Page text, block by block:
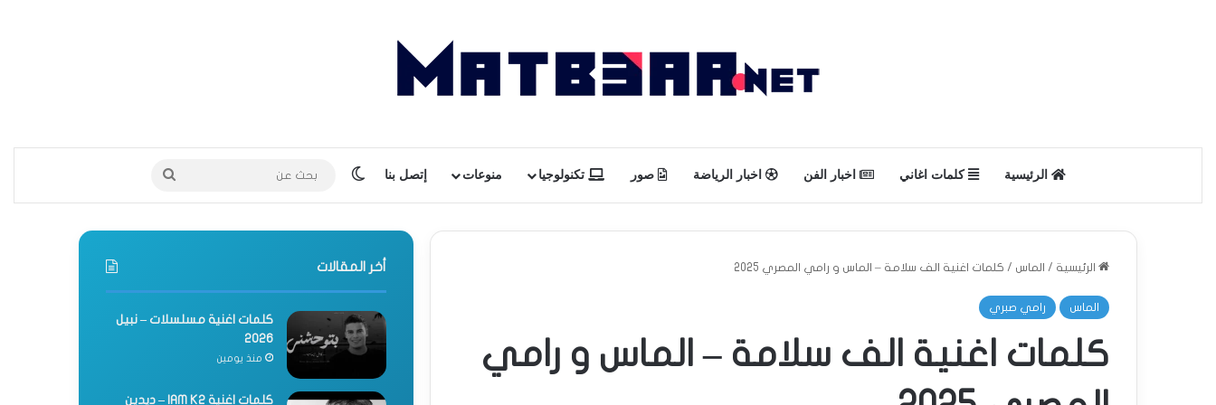
الرئيسية كلمات اغاني اخبار الفن اخبار الرياضة صور تكنولوجيا منوعات إتصل بنا الوضع المظلم بحث
عن
الرئيسية / الماس / كلمات اغنية الف سلامة – الماس و رامي المصري 2025
الماس رامي صبري
كلمات اغنية الف سلامة – الماس و رامي
أخر المقالات
كلمات اغنية مسلسلات – نبيل
2026
منذ يومين
كلمات اغنية IAM K2 – ديدين